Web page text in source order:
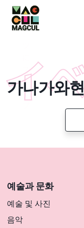
ン
テ
ン
ス
キ
ッ
가나가와
예술과 문화
예술 및 사진
음악